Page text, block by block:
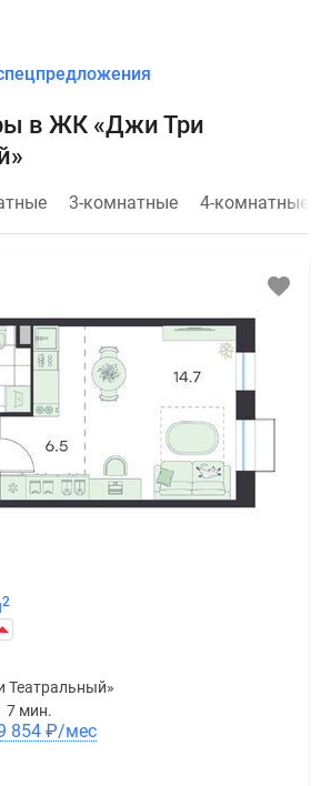
в ЖК «Джи Три
3-комнатные 4-комнатные
2
7 мин.
от 39 854 ₽/мес